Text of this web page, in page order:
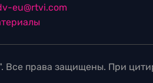
eu@rtvi.com
права защищены. При